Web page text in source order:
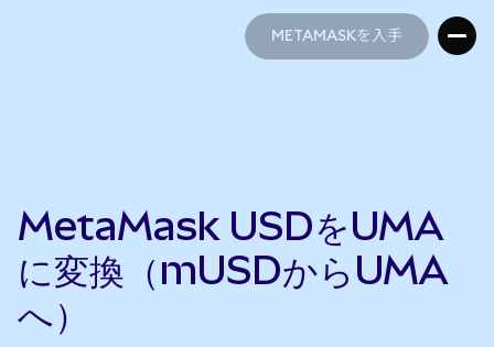
METAMASKを入手
MetaMask USDをUMA
に変換（mUSDからUMA
へ）